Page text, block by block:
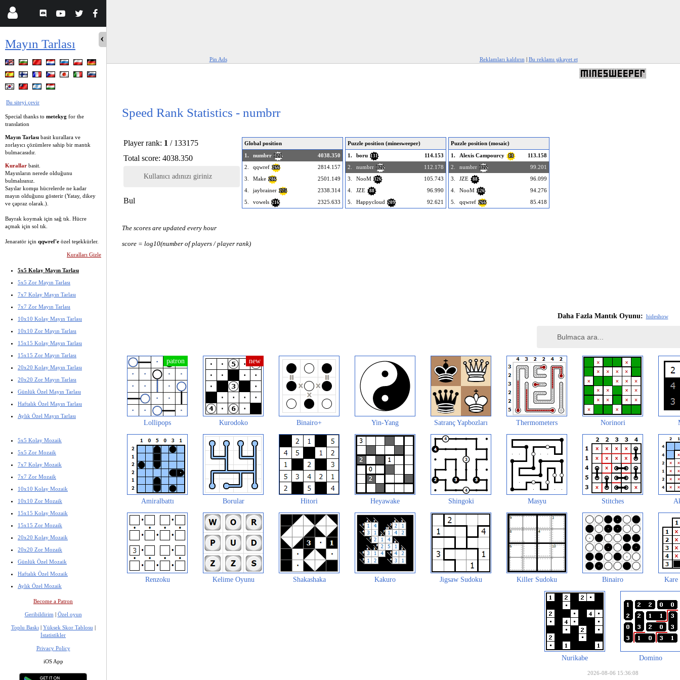
Mayın Tarlası
Bu siteyi çevir
Special thanks to metekyg for the
translation
Mayın Tarlası basit kurallara ve
zorlayıcı çözümlere sahip bir mantık
bulmacasıdır.
Kurallar basit.
Mayınların nerede olduğunu
bulmalısınız.
Sayılar komşu hücrelerde ne kadar
mayın olduğunu gösterir (Yatay, dikey
ve çapraz olarak.).
Bayrak koymak için sağ tık. Hücre
açmak için sol tık.
Jenaratör için qqwref'e özel teşekkürler.
Kuralları Gizle
5x5 Kolay Mayın Tarlası
5x5 Zor Mayın Tarlası
7x7 Kolay Mayın Tarlası
7x7 Zor Mayın Tarlası
10x10 Kolay Mayın Tarlası
10x10 Zor Mayın Tarlası
15x15 Kolay Mayın Tarlası
15x15 Zor Mayın Tarlası
20x20 Kolay Mayın Tarlası
20x20 Zor Mayın Tarlası
Günlük Özel Mayın Tarlası
Haftalık Özel Mayın Tarlası
Aylık Özel Mayın Tarlası
5x5 Kolay Mozaik
5x5 Zor Mozaik
7x7 Kolay Mozaik
7x7 Zor Mozaik
10x10 Kolay Mozaik
10x10 Zor Mozaik
15x15 Kolay Mozaik
15x15 Zor Mozaik
20x20 Kolay Mozaik
20x20 Zor Mozaik
Günlük Özel Mozaik
Haftalık Özel Mozaik
Aylık Özel Mozaik
Become a Patron
Geribildirim | Özel oyun
Toplu Baskı | Yüksek Skor Tablosu |
İstatistikler
Privacy Policy
iOS App
Pin Ads Reklamları kaldırın | Bu reklamı şikayet et
Speed Rank Statistics - numbrr
Player rank: 1 / 133175
Total score: 4038.350
Kullanıcı adınızı giriniz
Bul
Global position
1.
numbrr 322
4038.350
2.
qqwref 266
2814.157
3.
Make 286
2501.149
4.
jaybrainer 275
2338.314
5.
vowels 216 2325.633
Puzzle position (minesweeper)
1.
boru 131
114.153
2.
numbrr 322
112.178
3.
NooM 326
105.743
4.
JZE 88
96.990
5.
Happycloud 209 92.621
Puzzle position (mosaic)
1.
Alexis Campourcy 13
113.158
2.
numbrr 322
99.201
3.
JZE 88
96.099
4.
NooM 326
94.276
5.
qqwref 266 85.418
The scores are updated every hour
score = log10(number of players / player rank)
Daha Fazla Mantık Oyunu: hideshow
Lollipops Kurodoko Binairo+ Yin-Yang Satranç Yapbozları Thermometers Norinori
Amiralbattı Borular Hitori Heyawake Shingoki Masyu Stitches
Renzoku Kelime Oyunu Shakashaka Kakuro Jigsaw Sudoku Killer Sudoku Binairo Kare
Nurikabe Domino
2026-08-06 15:36:08